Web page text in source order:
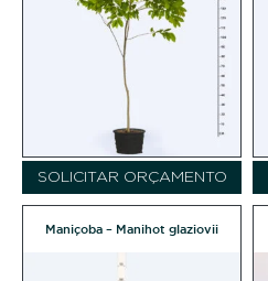
SOLICITAR ORÇAMENTO
Maniçoba – Manihot glaziovii